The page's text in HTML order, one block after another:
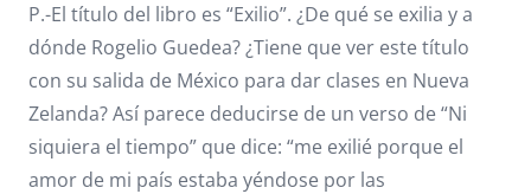
P.-El título del libro es “Exilio”. ¿De qué se exilia y a
dónde Rogelio Guedea? ¿Tiene que ver este título
con su salida de México para dar clases en Nueva
Zelanda? Así parece deducirse de un verso de “Ni
siquiera el tiempo” que dice: “me exilié porque el
amor de mi país estaba yéndose por las